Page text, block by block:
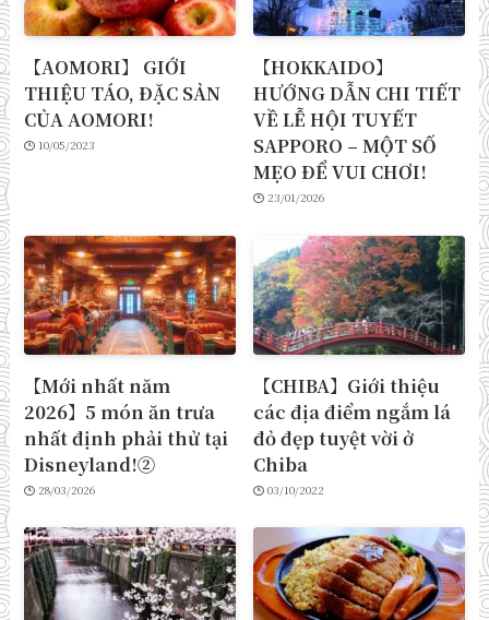
【AOMORI】 GIỚI
THIỆU TÁO, ĐẶC SẢN
CỦA AOMORI!
10/05/2023
【HOKKAIDO】
HƯỚNG DẪN CHI TIẾT
VỀ LỄ HỘI TUYẾT
SAPPORO – MỘT SỐ
MẸO ĐỂ VUI CHƠI!
23/01/2026
【Mới nhất năm
2026】5 món ăn trưa
nhất định phải thử tại
Disneyland!②
28/03/2026
【CHIBA】Giới thiệu
các địa điểm ngắm lá
đỏ đẹp tuyệt vời ở
Chiba
03/10/2022